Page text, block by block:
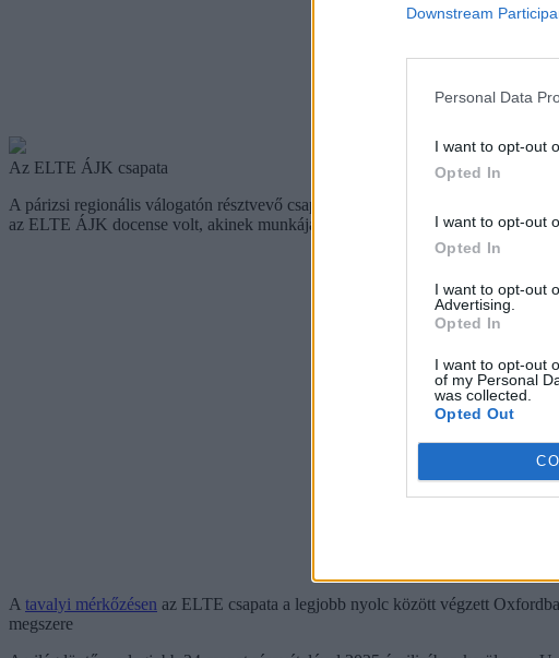
Downstream
Personal Data
I want to opt-out
Opted In
I want to opt-out
Opted In
I want to opt-out
Advertising.
Opted In
I want to opt-out
of my Personal
was collected.
Opted Out
Az ELTE ÁJK csapata
A párizsi regionális válogatón résztvevő csapat tagjai: Fekete Martin, Gondos
az ELTE ÁJK docense volt, akinek munkáját nagy mértékben segítették
A tavalyi mérkőzésen az ELTE csapata a legjobb nyolc között végzett
megszere